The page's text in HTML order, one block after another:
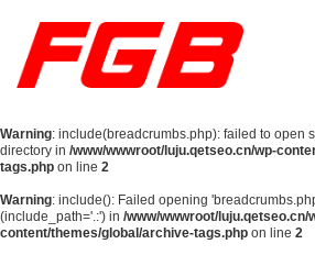
Главная
О Нас
Продукция
Новости
Warning: include(breadcrumbs.php): failed to open
directory in /www/wwwroot/luju.qetseo.cn/wp-
tags.php on line 2
Warning: include(): Failed opening
(include_path='.:') in /www/wwwroot/luju.qetseo.cn/
content/themes/global/archive-tags.php on line 2